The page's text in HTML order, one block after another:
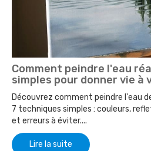
Comment peindre l'eau
simples pour donner vie à
Découvrez comment peindre l'eau
7 techniques simples : couleurs,
et erreurs à éviter....
Lire la suite